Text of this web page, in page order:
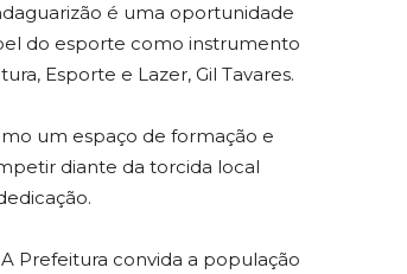
é uma oportunidade
do esporte como instrumento
Esporte e Lazer, Gil Tavares.
um espaço de formação e
diante da torcida local
Prefeitura convida a população